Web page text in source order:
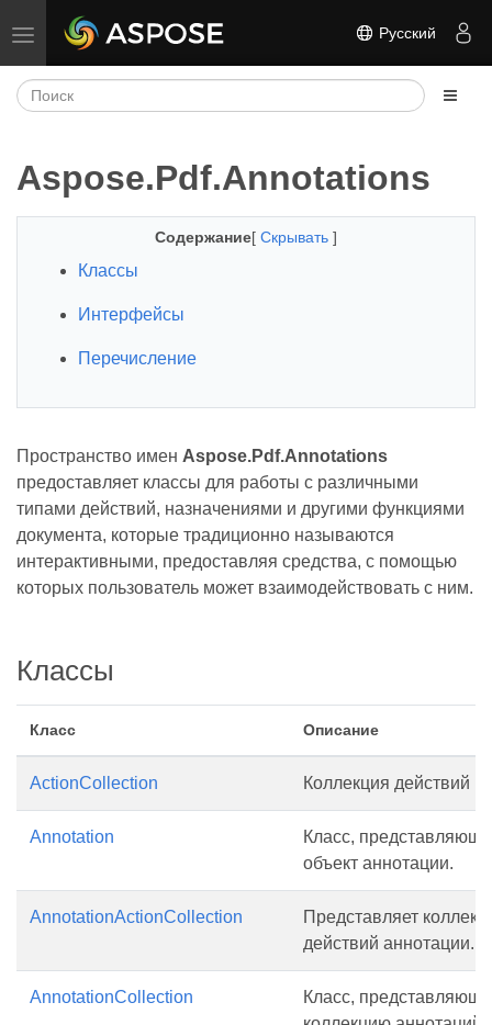
Переключить навигацию Русский
Aspose.Pdf.Annotations
Содержание[ Скрывать ]
Классы
Интерфейсы
Перечисление
Пространство имен Aspose.Pdf.Annotations
предоставляет классы для работы с различными
типами действий, назначениями и другими функциями
документа, которые традиционно называются
интерактивными, предоставляя средства, с помощью
которых пользователь может взаимодействовать с ним.
Классы
Класс Описание
ActionCollection Коллекция действий
Annotation
Класс,
объект аннотации.
AnnotationActionCollection
Представляет
действий аннотации.
AnnotationCollection
Класс,